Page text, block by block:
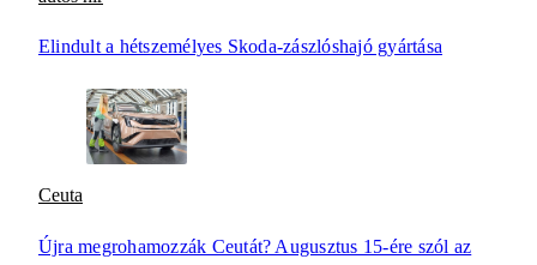
Elindult a hétszemélyes Skoda-zászlóshajó gyártása
Ceuta
Újra megrohamozzák Ceutát? Augusztus 15-ére szól az